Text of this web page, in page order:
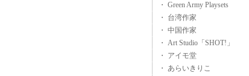
・ Green Army Playsets
・ 台湾作家
・ 中国作家
・ Art Studio「SHOT!」
・ アイモ堂
・ あらいきりこ